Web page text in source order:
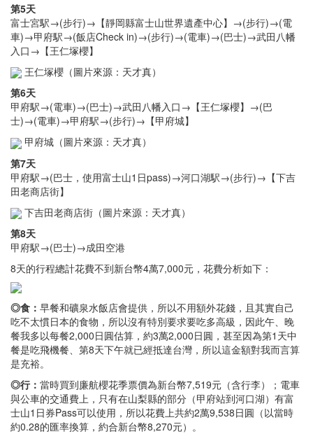
第5天
富士宮駅→(步行)→【靜岡縣富士山世界遺產中心】→(步行)→(電
車)→甲府駅→(飯店Check in)→(步行)→(電車)→(巴士)→武田八幡
入口→【王仁塚櫻】
王仁塚櫻（圖片來源：天才真）
第6天
甲府駅→(電車)→(巴士)→武田八幡入口→【王仁塚櫻】→(巴
士)→(電車)→甲府駅→(步行)→【甲府城】
甲府城（圖片來源：天才真）
第7天
甲府駅→(巴士，使用富士山1日pass)→河口湖駅→(步行)→【下吉
田老商店街】
下吉田老商店街（圖片來源：天才真）
第8天
甲府駅→(巴士)→成田空港
8天的行程總計花費不到新台幣4萬7,000元，花費分析如下：
◎食： 早餐和礦泉水飯店會提供，所以不用額外花錢，且其實自己
吃不太慣日本的食物，所以沒有特別要求要吃多高級，因此午、晚
餐我多以每餐2,000日圓估算，約3萬2,000日圓，甚至因為第1天中
餐是吃飛機餐、第8天下午就已經抵達台灣，所以這金額對我而言算
是充裕。
◎行： 當時買到廉航櫻花季票價為新台幣7,519元（含行李）；電車
與公車的交通費上，只有在山梨縣的部分（甲府站到河口湖）有富
士山1日券Pass可以使用，所以花費上共約2萬9,538日圓（以當時
約0.28的匯率換算，約合新台幣8,270元）。